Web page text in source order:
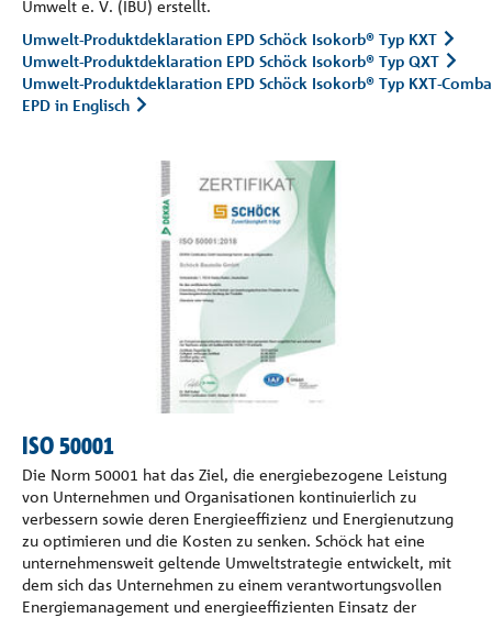
Umwelt e. V. (IBU) erstellt.
Umwelt-Produktdeklaration EPD Schöck Isokorb® Typ KXT
Umwelt-Produktdeklaration EPD Schöck Isokorb® Typ QXT
Umwelt-Produktdeklaration EPD Schöck Isokorb® Typ KXT-
EPD in Englisch
ISO 50001
Die Norm 50001 hat das Ziel, die energiebezogene Leistung
von Unternehmen und Organisationen kontinuierlich zu
verbessern sowie deren Energieeffizienz und Energienutzung
zu optimieren und die Kosten zu senken. Schöck hat eine
unternehmensweit geltende Umweltstrategie entwickelt, mit
dem sich das Unternehmen zu einem verantwortungsvollen
Energiemanagement und energieeffizienten Einsatz der